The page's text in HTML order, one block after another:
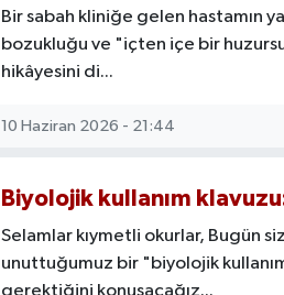
Bir sabah kliniğe gelen hastamın
bozukluğu ve "içten içe bir
hikâyesini di...
10 Haziran 2026 - 21:44
Biyolojik kullanım
Selamlar kıymetli okurlar, Bugün
unuttuğumuz bir "biyolojik
gerektiğini konuşacağız...